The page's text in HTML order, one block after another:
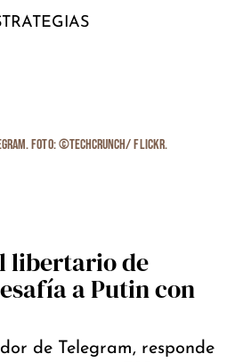
libertario de
a Putin con
de Telegram, responde